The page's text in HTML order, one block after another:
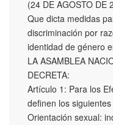
(24 DE AGOSTO DE
Que dicta medidas
discriminación por
identidad de género
LA ASAMBLEA
DECRETA:
Artículo 1: Para los
definen los
Orientación sexual: